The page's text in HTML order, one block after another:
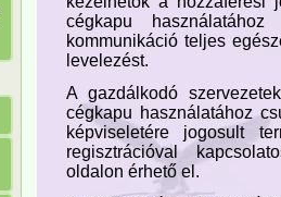
cégkapu
kommunikáció teljes
levelezést.
A gazdálkodó
cégkapu használatához
képviseletére jogosult
regisztrációval
oldalon érhető el.